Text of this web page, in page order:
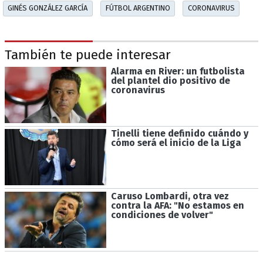
GINÉS GONZÁLEZ GARCÍA FÚTBOL ARGENTINO CORONAVIRUS
También te puede interesar
Alarma en River: un futbolista
del plantel dio positivo de
coronavirus
Tinelli tiene definido cuándo y
cómo será el inicio de la Liga
Caruso Lombardi, otra vez
contra la AFA: "No estamos en
condiciones de volver"